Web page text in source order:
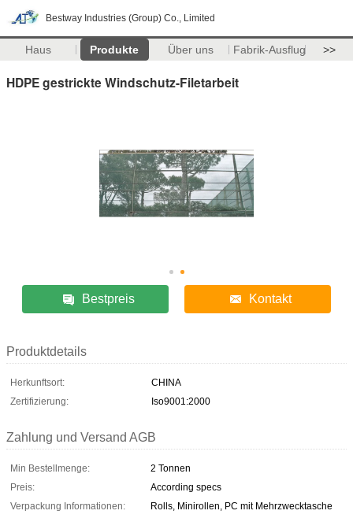
Bestway Industries (Group) Co., Limited
Haus Produkte Über uns Fabrik-Ausflug >>
HDPE gestrickte Windschutz-Filetarbeit
Bestpreis Kontakt
Produktdetails
Herkunftsort:
CHINA
Zertifizierung:
Iso9001:2000
Zahlung und Versand AGB
Min Bestellmenge:
2 Tonnen
Preis:
According specs
Verpackung Informationen:
Rolls, Minirollen, PC mit Mehrzwecktasche